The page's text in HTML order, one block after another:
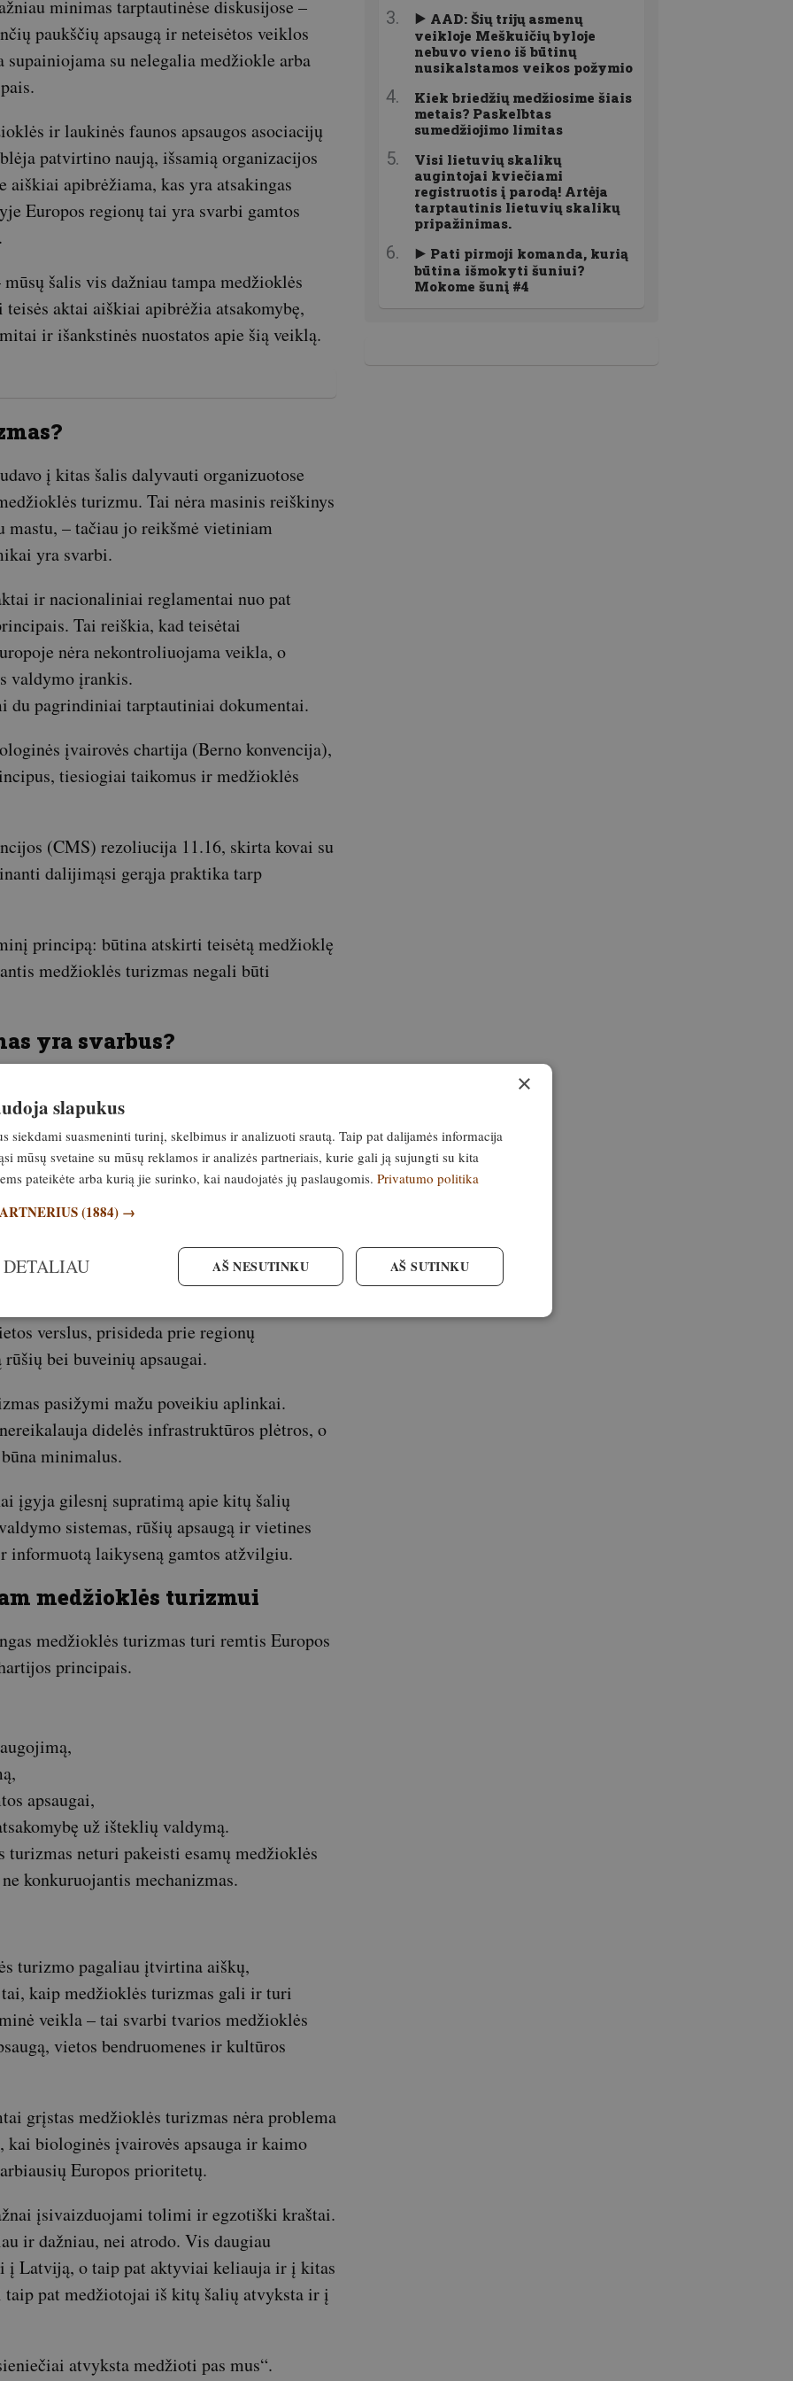
minimas tarptautinėse diskusijose –
paukščių apsaugą ir neteisėtos veiklos
su nelegalia medžiokle arba
ir laukinės faunos apsaugos asociacijų
patvirtino naują, išsamią organizacijos
apibrėžiama, kas yra atsakingas
Europos regionų tai yra svarbi gamtos
šalis vis dažniau tampa medžioklės
aktai aiškiai apibrėžia atsakomybę,
ir išankstinės nuostatos apie šią veiklą.
į kitas šalis dalyvauti organizuotose
turizmu. Tai nėra masinis reiškinys
– tačiau jo reikšmė vietiniam
yra svarbi.
ir nacionaliniai reglamentai nuo pat
Tai reiškia, kad teisėtai
nėra nekontroliuojama veikla, o
valdymo įrankis.
pagrindiniai tarptautiniai dokumentai.
įvairovės chartija (Berno konvencija),
tiesiogiai taikomus ir medžioklės
(CMS) rezoliucija 11.16, skirta kovai su
dalijimąsi gerąja praktika tarp
principą: būtina atskirti teisėtą medžioklę
medžioklės turizmas negali būti
yra svarbus?
tiek ekologinę vertę. Daugelyje regionų
įrankis, padedantis reguliuoti per gausias
ir palaikyti ekosistemų pusiausvyrą. Taip
gamtos apsaugai.
Medžioklė Europoje yra reikšminga
padeda išsaugoti tradicijas, žinias ir
vietovėse galėtų išnykti.
kaimo vietovėms. Medžioklės
verslus, prisideda prie regionų
bei buveinių apsaugai.
pasižymi mažu poveikiu aplinkai.
didelės infrastruktūros plėtros, o
minimalus.
įgyja gilesnį supratimą apie kitų šalių
sistemas, rūšių apsaugą ir vietines
informuotą laikyseną gamtos atžvilgiu.
medžioklės turizmui
medžioklės turizmas turi remtis Europos
principais.
apsaugai,
už išteklių valdymą.
turizmas neturi pakeisti esamų medžioklės
konkuruojantis mechanizmas.
turizmo pagaliau įtvirtina aiškų,
kaip medžioklės turizmas gali ir turi
veikla – tai svarbi tvarios medžioklės
vietos bendruomenes ir kultūros
grįstas medžioklės turizmas nėra problema
biologinės įvairovės apsauga ir kaimo
Europos prioritetų.
įsivaizduojami tolimi ir egzotiški kraštai.
ir dažniau, nei atrodo. Vis daugiau
į Latviją, o taip pat aktyviai keliauja ir į kitas
pat medžiotojai iš kitų šalių atvyksta ir į
atvyksta medžioti pas mus“.
AAD: Šių trijų asmenų
veikloje Meškuičių byloje
nebuvo vieno iš būtinų
nusikalstamos veikos požymio
Kiek briedžių medžiosime šiais
metais? Paskelbtas
sumedžiojimo limitas
Visi lietuvių skalikų
augintojai kviečiami
registruotis į parodą! Artėja
tarptautinis lietuvių skalikų
pripažinimas.
Pati pirmoji komanda, kurią
būtina išmokyti šuniui?
Mokome šunį #4
×
slapukus
siekdami suasmeninti turinį, skelbimus ir analizuoti srautą. Taip pat dalijamės informacija
mūsų svetaine su mūsų reklamos ir analizės partneriais, kurie gali ją sujungti su kita
pateikėte arba kurią jie surinko, kai naudojatės jų paslaugomis. Privatumo politika
(1884) →
AŠ SUTINKU
AŠ NESUTINKU
DETALIAU